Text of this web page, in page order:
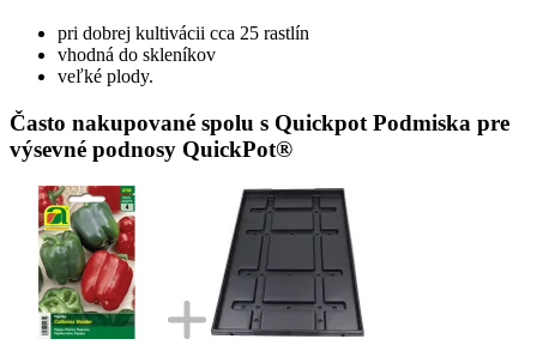
pri dobrej kultivácii cca 25 rastlín
vhodná do skleníkov
veľké plody.
Často nakupované spolu s Quickpot Podmiska pre
výsevné podnosy QuickPot®